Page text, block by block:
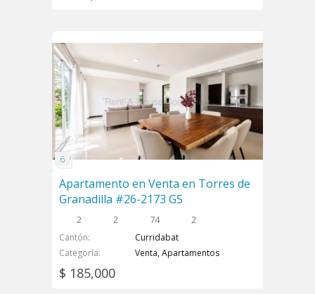
Apartamento en Venta en Torres de
Granadilla #26-2173 GS
2 2 74 2
Cantón
Curridabat
Categoría
Venta, Apartamentos
$ 185,000